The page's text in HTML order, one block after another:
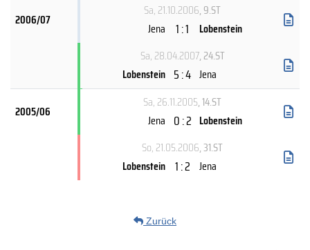
2006/07
Sa, 21.10.2006, 9.ST
Jena
1 : 1
Lobenstein
Sa, 28.04.2007, 24.ST
Lobenstein 5 : 4 Jena
2005/06
Sa, 26.11.2005, 14.ST
Jena 0 : 2 Lobenstein
So, 21.05.2006, 31.ST
Lobenstein 1 : 2 Jena
Zurück